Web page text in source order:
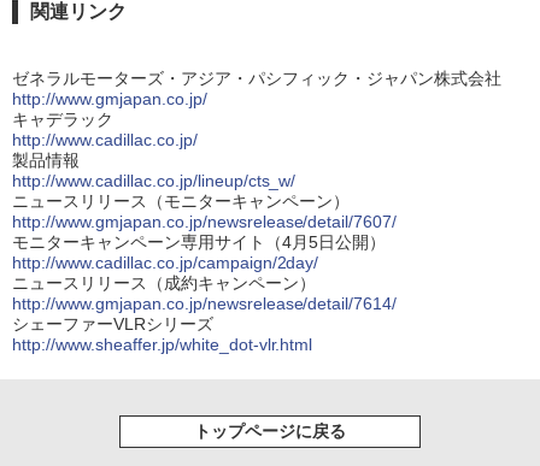
関連リンク
ゼネラルモーターズ・アジア・パシフィック・ジャパン株式会社
http://www.gmjapan.co.jp/
キャデラック
http://www.cadillac.co.jp/
製品情報
http://www.cadillac.co.jp/lineup/cts_w/
ニュースリリース（モニターキャンペーン）
http://www.gmjapan.co.jp/newsrelease/detail/7607/
モニターキャンペーン専用サイト（4月5日公開）
http://www.cadillac.co.jp/campaign/2day/
ニュースリリース（成約キャンペーン）
http://www.gmjapan.co.jp/newsrelease/detail/7614/
シェーファーVLRシリーズ
http://www.sheaffer.jp/white_dot-vlr.html
トップページに戻る